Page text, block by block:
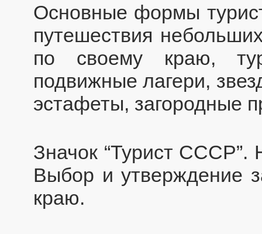
Основные формы
путешествия
по своему краю,
подвижные лагери,
эстафеты, загородные
Значок “Турист СССР”.
Выбор и утверждение
краю.